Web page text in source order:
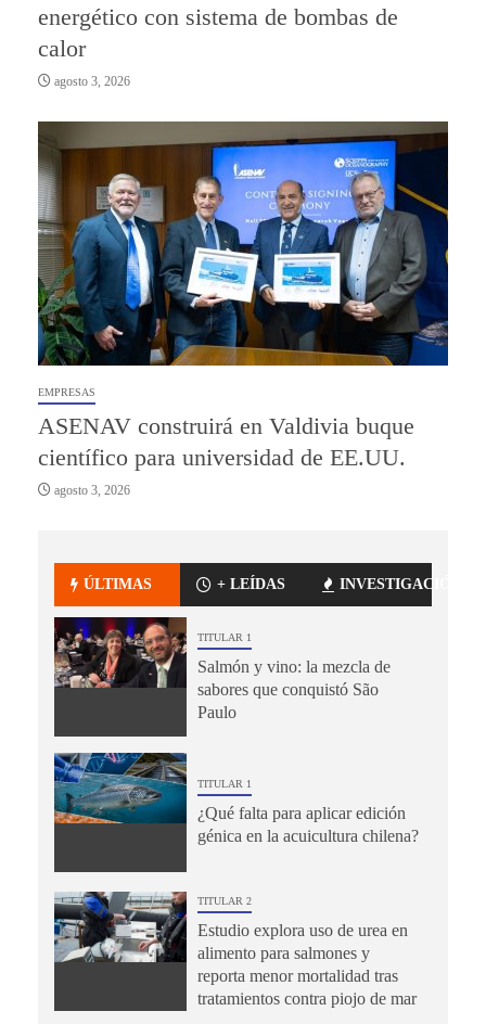
energético con sistema de bombas de
calor
agosto 3, 2026
EMPRESAS
ASENAV construirá en Valdivia buque
científico para universidad de EE.UU.
agosto 3, 2026
ÚLTIMAS + LEÍDAS INVESTIGACIÓN
TITULAR 1
Salmón y vino: la mezcla de
sabores que conquistó São
Paulo
TITULAR 1
¿Qué falta para aplicar edición
génica en la acuicultura chilena?
TITULAR 2
Estudio explora uso de urea en
alimento para salmones y
reporta menor mortalidad tras
tratamientos contra piojo de mar